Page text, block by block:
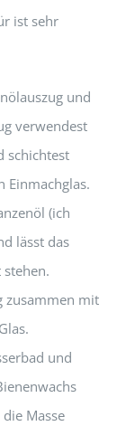
ist sehr
und
verwendest
schichtest
Einmachglas.
(ich
lässt das
zusammen mit
und
Masse